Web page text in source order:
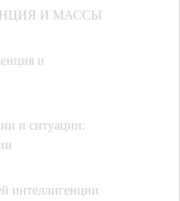
И МАССЫ
и
и ситуации:
интеллигенции